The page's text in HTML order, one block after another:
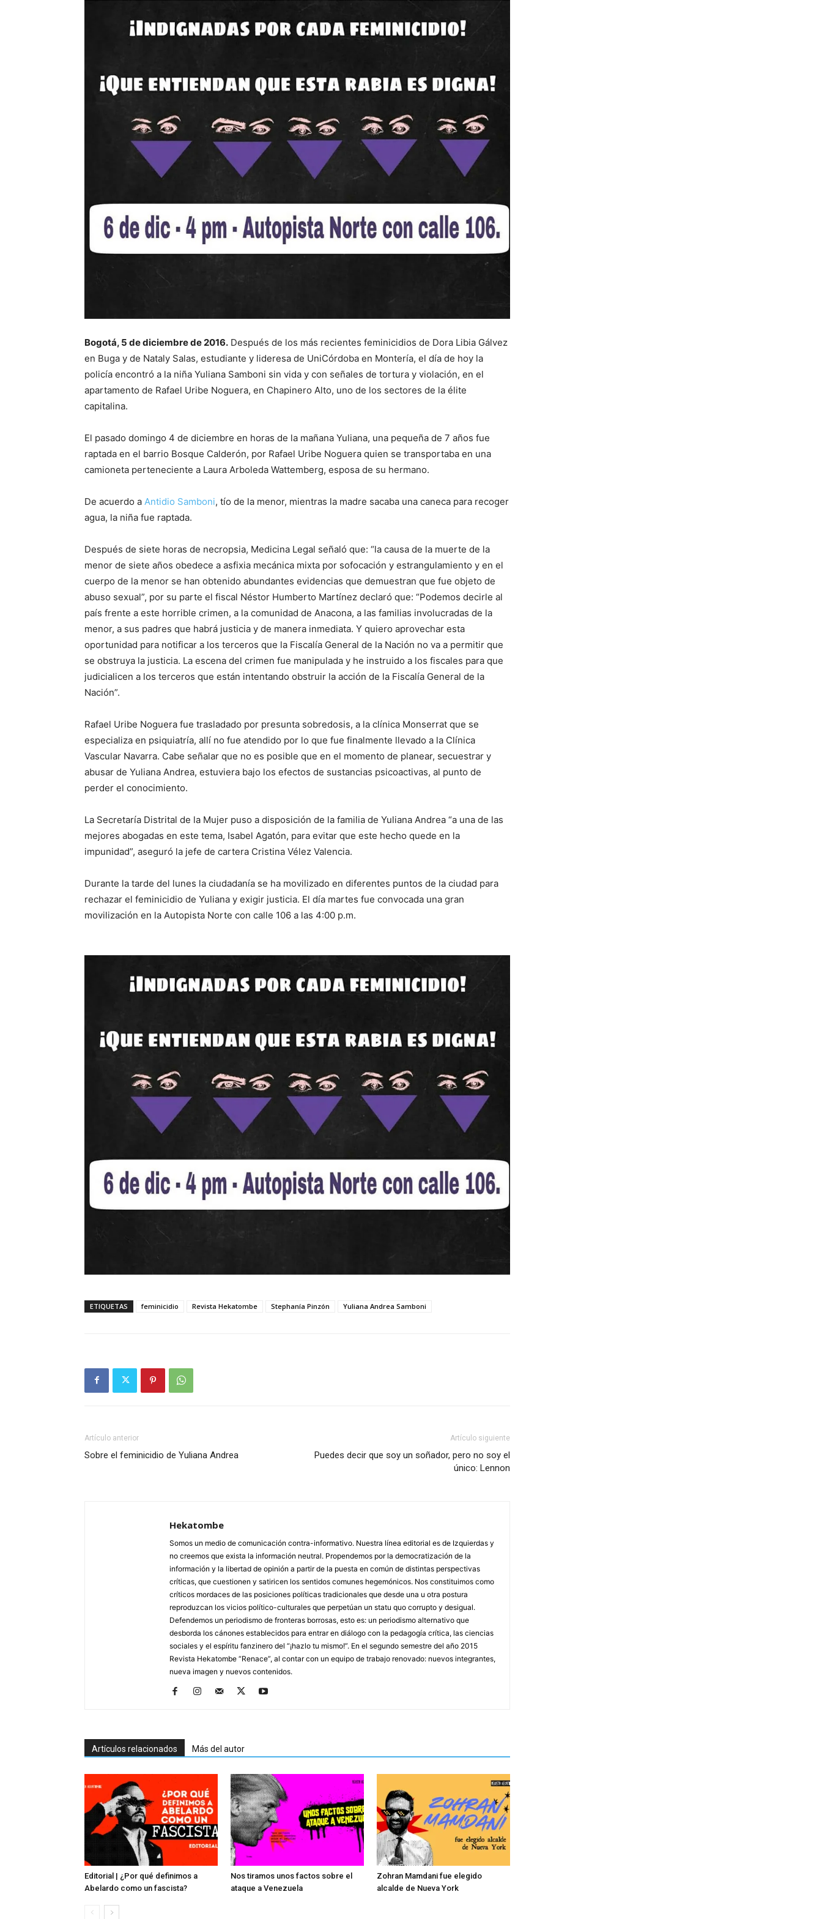
Bogotá, 5 de diciembre de 2016. Después de los más recientes feminicidios de Dora Libia Gálvez
en Buga y de Nataly Salas, estudiante y lideresa de UniCórdoba en Montería, el día de hoy la
policía encontró a la niña Yuliana Samboni sin vida y con señales de tortura y violación, en el
apartamento de Rafael Uribe Noguera, en Chapinero Alto, uno de los sectores de la élite
capitalina.
El pasado domingo 4 de diciembre en horas de la mañana Yuliana, una pequeña de 7 años fue
raptada en el barrio Bosque Calderón, por Rafael Uribe Noguera quien se transportaba en una
camioneta perteneciente a Laura Arboleda Wattemberg, esposa de su hermano.
De acuerdo a Antidio Samboni, tío de la menor, mientras la madre sacaba una caneca para recoger
agua, la niña fue raptada.
Después de siete horas de necropsia, Medicina Legal señaló que: “la causa de la muerte de la
menor de siete años obedece a asfixia mecánica mixta por sofocación y estrangulamiento y en el
cuerpo de la menor se han obtenido abundantes evidencias que demuestran que fue objeto de
abuso sexual”, por su parte el fiscal Néstor Humberto Martínez declaró que: “Podemos decirle al
país frente a este horrible crimen, a la comunidad de Anacona, a las familias involucradas de la
menor, a sus padres que habrá justicia y de manera inmediata. Y quiero aprovechar esta
oportunidad para notificar a los terceros que la Fiscalía General de la Nación no va a permitir que
se obstruya la justicia. La escena del crimen fue manipulada y he instruido a los fiscales para que
judicialicen a los terceros que están intentando obstruir la acción de la Fiscalía General de la
Nación”.
Rafael Uribe Noguera fue trasladado por presunta sobredosis, a la clínica Monserrat que se
especializa en psiquiatría, allí no fue atendido por lo que fue finalmente llevado a la Clínica
Vascular Navarra. Cabe señalar que no es posible que en el momento de planear, secuestrar y
abusar de Yuliana Andrea, estuviera bajo los efectos de sustancias psicoactivas, al punto de
perder el conocimiento.
La Secretaría Distrital de la Mujer puso a disposición de la familia de Yuliana Andrea “a una de las
mejores abogadas en este tema, Isabel Agatón, para evitar que este hecho quede en la
impunidad”, aseguró la jefe de cartera Cristina Vélez Valencia.
Durante la tarde del lunes la ciudadanía se ha movilizado en diferentes puntos de la ciudad para
rechazar el feminicidio de Yuliana y exigir justicia. El día martes fue convocada una gran
movilización en la Autopista Norte con calle 106 a las 4:00 p.m.
ETIQUETAS feminicidio Revista Hekatombe Stephanía Pinzón Yuliana Andrea Samboni
Artículo anterior
Sobre el feminicidio de Yuliana Andrea
Artículo siguiente
Puedes decir que soy un soñador, pero no soy el
único: Lennon
Hekatombe
Somos un medio de comunicación contra-informativo. Nuestra línea editorial es de Izquierdas y
no creemos que exista la información neutral. Propendemos por la democratización de la
información y la libertad de opinión a partir de la puesta en común de distintas perspectivas
críticas, que cuestionen y satiricen los sentidos comunes hegemónicos. Nos constituimos como
críticos mordaces de las posiciones políticas tradicionales que desde una u otra postura
reproduzcan los vicios político-culturales que perpetúan un statu quo corrupto y desigual.
Defendemos un periodismo de fronteras borrosas, esto es: un periodismo alternativo que
desborda los cánones establecidos para entrar en diálogo con la pedagogía crítica, las ciencias
sociales y el espíritu fanzinero del “¡hazlo tu mismo!”. En el segundo semestre del año 2015
Revista Hekatombe “Renace”, al contar con un equipo de trabajo renovado: nuevos integrantes,
nueva imagen y nuevos contenidos.
Artículos relacionados Más del autor
Editorial | ¿Por qué definimos a
Abelardo como un fascista?
Nos tiramos unos factos sobre el
ataque a Venezuela
Zohran Mamdani fue elegido
alcalde de Nueva York